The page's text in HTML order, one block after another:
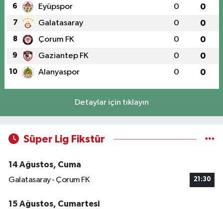
6 Eyüpspor 0 0
7 Galatasaray 0 0
8 Çorum FK 0 0
9 Gaziantep FK 0 0
10 Alanyaspor 0 0
Detaylar için tıklayın
Süper Lig Fikstür
14 Ağustos, Cuma
Galatasaray - Çorum FK
21:30
15 Ağustos, Cumartesi